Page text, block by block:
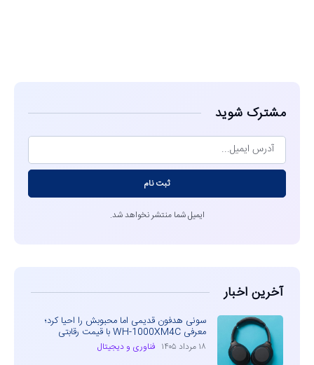
مشترک شوید
ثبت نام
ایمیل شما منتشر نخواهد شد.
آخرین اخبار
سونی هدفون قدیمی اما محبوبش را احیا کرد؛
معرفی WH-1000XM4C با قیمت رقابتی
۱۸ مرداد ۱۴۰۵ فناوری و دیجیتال